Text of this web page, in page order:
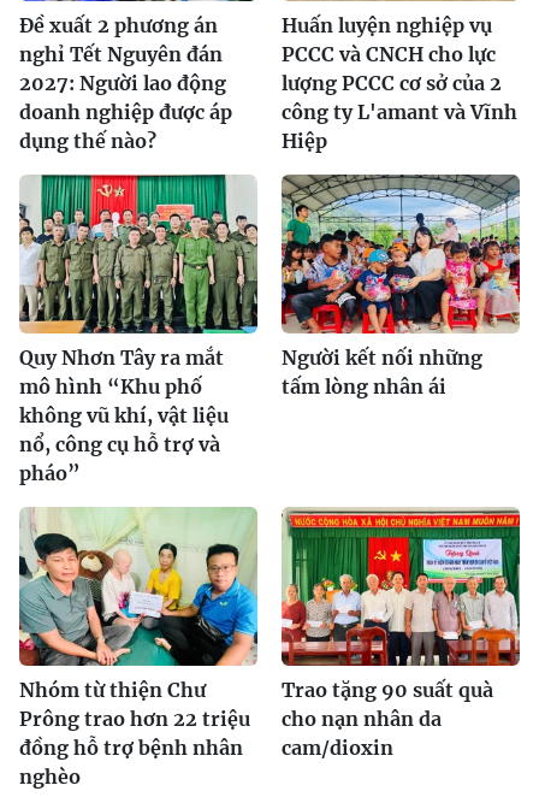
Đề xuất 2 phương án
nghỉ Tết Nguyên đán
2027: Người lao động
doanh nghiệp được áp
dụng thế nào?
Huấn luyện nghiệp vụ
PCCC và CNCH cho lực
lượng PCCC cơ sở của 2
công ty L'amant và Vĩnh
Hiệp
Quy Nhơn Tây ra mắt
mô hình “Khu phố
không vũ khí, vật liệu
nổ, công cụ hỗ trợ và
pháo”
Người kết nối những
tấm lòng nhân ái
Nhóm từ thiện Chư
Prông trao hơn 22 triệu
đồng hỗ trợ bệnh nhân
nghèo
Trao tặng 90 suất quà
cho nạn nhân da
cam/dioxin